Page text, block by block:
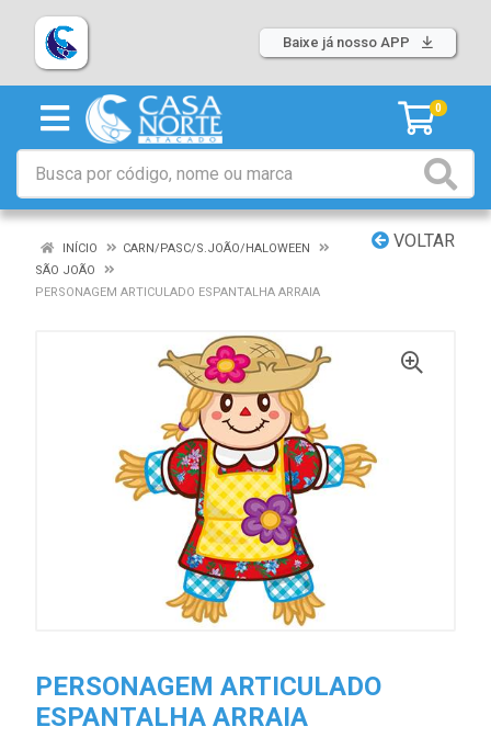
Baixe já nosso APP
0
VOLTAR
INÍCIO
CARN/PASC/S.JOÃO/HALOWEEN
SÃO JOÃO
PERSONAGEM ARTICULADO ESPANTALHA ARRAIA
PERSONAGEM ARTICULADO
ESPANTALHA ARRAIA